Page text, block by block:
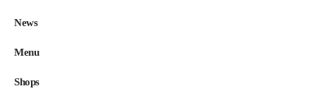
News
Menu
Shops